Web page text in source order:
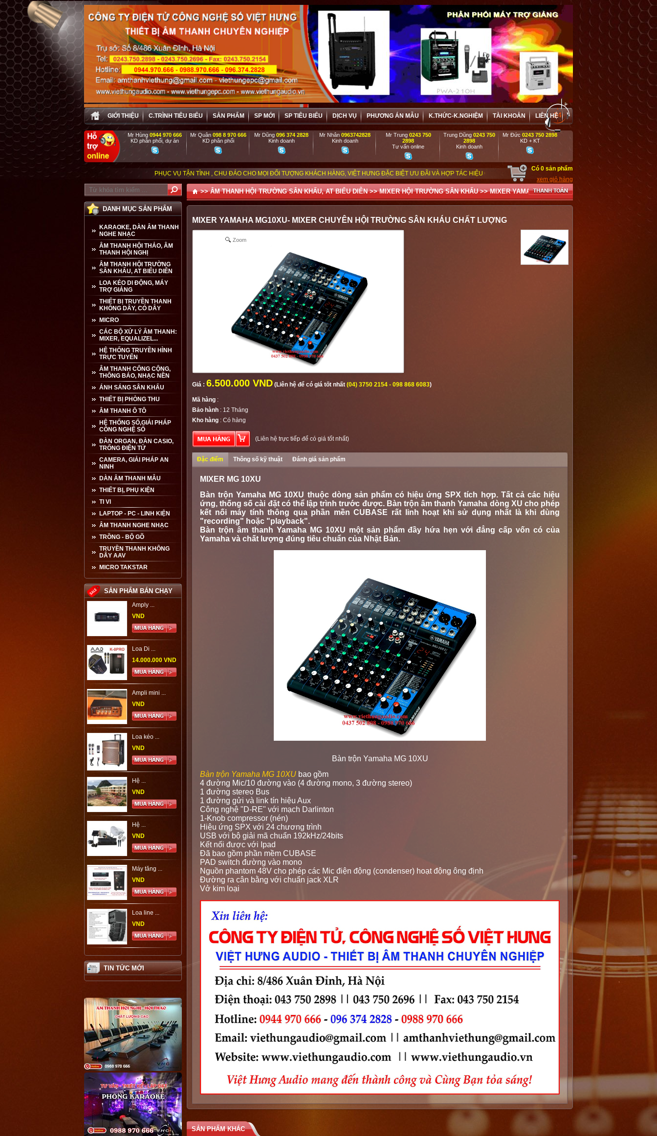
GIỚI THIỆU C.TRÌNH TIÊU BIỂU SẢN PHẨM SP MỚI SP TIÊU BIỂU DỊCH VỤ PHƯƠNG ÁN MẪU K.THỨC-K.NGHIỆM TÀI KHOẢN LIÊN HỆ
Mr Hùng0944 970 666
KD phân phối, dự án
Mr Quân 098 8 970 666
KD phân phối
Mr Dũng096 374 2828
Kinh doanh
Mr Nhân0963742828
Kinh doanh
Mr Trung 0243 750
2898
Tư vấn online
Trung Dũng 0243 750
2898
Kinh doanh
Mr Đức0243 750 2898
KD + KT
PHỤC VỤ TẬN TÌNH , CHU ĐÁO CHO MỌI ĐỐI TƯỢNG KHÁCH HÀNG, VIỆT HƯNG ĐẶC BIỆT ƯU ĐÃI VÀ HỢP TÁC HIỆU QUẢ VỚI CÁC DOANH NGHIỆP, DỰ ÁN, TRƯỜNG HỌC, CƠ QUAN, ĐƠN VỊ
Có 0 sản phẩm
xem giỏ hàng
DANH MỤC SẢN PHẨM
KARAOKE, DÀN ÂM THANH
NGHE NHẠC
ÂM THANH HỘI THẢO, ÂM
THANH HỘI NGHỊ
ÂM THANH HỘI TRƯỜNG
SÂN KHẤU, AT BIỂU DIỄN
LOA KÉO DI ĐỘNG, MÁY
TRỢ GIẢNG
THIẾT BỊ TRUYỀN THANH
KHÔNG DÂY, CÓ DÂY
MICRO
CÁC BỘ XỬ LÝ ÂM THANH:
MIXER, EQUALIZEL...
HỆ THỐNG TRUYỀN HÌNH
TRỰC TUYẾN
ÂM THANH CÔNG CỘNG,
THÔNG BÁO, NHẠC NỀN
ÁNH SÁNG SÂN KHẤU
THIẾT BỊ PHÒNG THU
ÂM THANH Ô TÔ
HỆ THỐNG SỐ,GIẢI PHÁP
CÔNG NGHỆ SỐ
ĐÀN ORGAN, ĐÀN CASIO,
TRỐNG ĐIỆN TỬ
CAMERA, GIẢI PHÁP AN
NINH
DÀN ÂM THANH MẪU
THIẾT BỊ, PHỤ KIỆN
TI VI
LAPTOP - PC - LINH KIỆN
ÂM THANH NGHE NHẠC
TRỒNG - BỘ GÕ
TRUYỀN THANH KHÔNG
DÂY AAV
MICRO TAKSTAR
SẢN PHẨM BÁN CHẠY
Amply ...
VND
Loa Di ...
14.000.000 VND
Ampli mini ...
VND
Loa kéo ...
VND
Hệ ...
VND
Hệ ...
VND
Máy tăng ...
VND
Loa line ...
VND
TIN TỨC MỚI
>>ÂM THANH HỘI TRƯỜNG SÂN KHẤU, AT BIỂU DIỄN>>MIXER HỘI TRƯỜNG SÂN KHẤU>>MIXER YAMAHA CÁC BỘ XỬ LÝ ÂM THANH: MIXER,
MIXER YAMAHA MG10XU- MIXER CHUYÊN HỘI TRƯỜNG SÂN KHÁU CHẤT LƯỢNG
Zoom
Giá : 6.500.000 VND (Liên hệ để có giá tốt nhất (04) 3750 2154 - 098 868 6083)
Mã hàng :
Bảo hành : 12 Tháng
Kho hàng : Có hàng
(Liên hệ trực tiếp để có giá tốt nhất)
Đặc điểm Thông số kỹ thuật Đánh giá sản phẩm
MIXER MG 10XU
Bàn trộn Yamaha MG 10XU thuộc dòng sản phẩm có hiệu ứng SPX tích hợp. Tất cả các hiệu
ứng, thống số cài đặt có thể lập trình trước được. Bàn trộn âm thanh Yamaha dòng XU cho phép
kết nối máy tính thông qua phần mền CUBASE rất linh hoạt khi sử dụng nhất là khi dùng
"recording" hoặc "playback".
Bàn trộn âm thanh Yamaha MG 10XU một sản phẩm đầy hứa hẹn với đẳng cấp vốn có của
Yamaha và chất lượng đúng tiêu chuẩn của Nhật Bản.
Bàn trộn Yamaha MG 10XU
Bàn trộn Yamaha MG 10XU bao gồm
4 đường Mic/10 đường vào (4 đường mono, 3 đường stereo)
1 đường stereo Bus
1 đường gửi và link tín hiệu Aux
Công nghệ "D-RE" với mạch Darlinton
1-Knob compressor (nén)
Hiệu ứng SPX với 24 chương trình
USB với bộ giải mã chuẩn 192kHz/24bits
Kết nối được với Ipad
Đã bao gồm phần mềm CUBASE
PAD switch đường vào mono
Nguồn phantom 48V cho phép các Mic điện động (condenser) hoạt động ông định
Đường ra cân bằng với chuẩn jack XLR
Vở kim loại
SẢN PHẨM KHÁC